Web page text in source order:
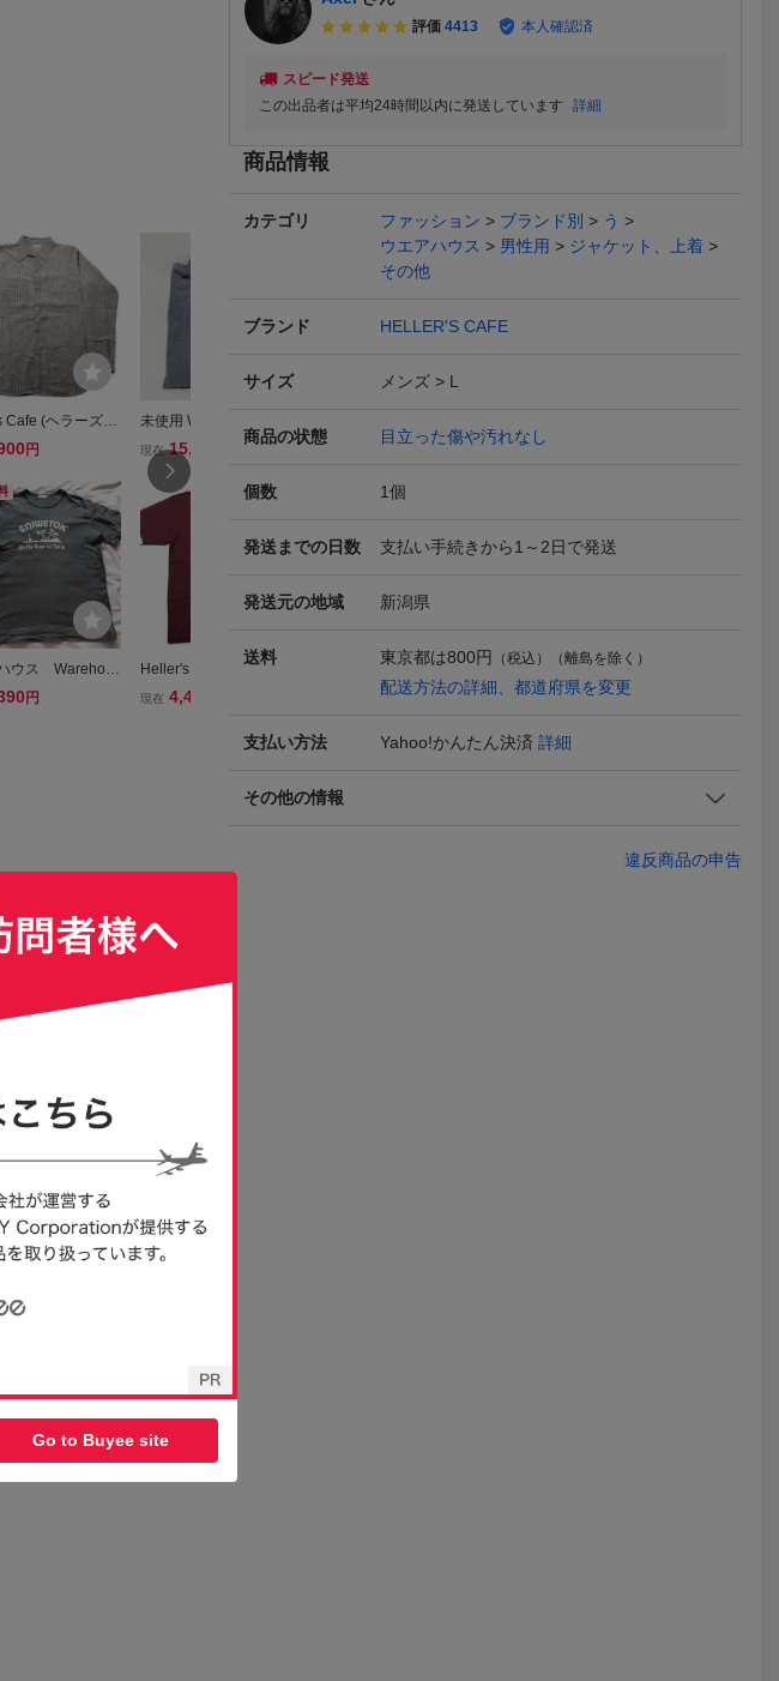
Cafe (ヘラーズカ
087 - Dobby Str
クシャツ 極美品
size 40(L) /ウエア
円
ウス Warehous
ズカフェ Helle
円
未使用 WAREHOUSE HE
LLER'S CAFE Larry's coll
ection シャンブレー シャ
ツ ヘラーズカフェ ウエア
ハウス ワークシャツ マチ
現在 15,900
Heller's Cafe (ヘラーズカ
フェ) HC-M11 / JUNIOR V
ーネックTシャツ 美品 ボ
ルドー size 40(L) / ウエア
現在 4,400
カフェWAREHOUSE HE
ディガン カウチン/グレ
9,800
送料無料
日本製 正規品 Heller's caf
e WAREHOUSE ヘラーズ
ビッチ デニムパンツ 赤耳
ライトブルー系 31
5,800円
フェ） Tシャツ メンズ
現在 3,900
Heller's cafe ヘラーズカ
フェ / WAREHOUSE ウエ
NER PANTS INDIGO プリ
ズナー デニム パンツ W3
現在 19,000 円
本日終了
評価 4413 本人確認済
スピード発送
この出品者は平均24時間以内に発送しています
詳細
商品情報
カテゴリ ファッション ブランド別
う
ウエアハウス
男性用
ジャケット、上着
その他
ブランド HELLER'S CAFE
サイズ メンズ L
商品の状態 目立った傷や汚れなし
個数 1個
発送までの日数 支払い手続きから1～2日で発送
発送元の地域 新潟県
送料 東京都は800円 （税込）（離島を除く）
配送方法の詳細、都道府県を変更
支払い方法 Yahoo!かんたん決済 詳細
その他の情報
違反商品の申告
Go to Buyee site